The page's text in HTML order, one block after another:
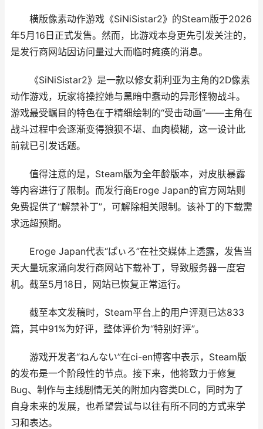
横版像素动作游戏《SiNiSistar2》的Steam版于2026
年5月16日正式发售。然而，比游戏本身更先引发关注的，
是发行商网站因访问量过大而临时瘫痪的消息。
《SiNiSistar2》是一款以修女莉利亚为主角的2D像素
动作游戏，玩家将操控她与黑暗中蠢动的异形怪物战斗。
游戏最受瞩目的特色在于精细绘制的“受击动画”——主角在
战斗过程中会逐渐变得狼狈不堪、血肉模糊，这一设计此
前就已引发话题。
值得注意的是，Steam版为全年龄版本，对皮肤暴露
等内容进行了限制。而发行商Eroge Japan的官方网站则
免费提供了“解禁补丁”，可解除相关限制。该补丁的下载需
求远超预期。
Eroge Japan代表“ぱぃろ”在社交媒体上透露，发售当
天大量玩家涌向发行商网站下载补丁，导致服务器一度宕
机。截至5月18日，网站已恢复正常运行。
截至本文发稿时，Steam平台上的用户评测已达833
篇，其中91%为好评，整体评价为“特别好评”。
游戏开发者“ねんない”在ci-en博客中表示，Steam版
的发布是一个阶段性的节点。接下来，他将致力于修复
Bug、制作与主线剧情无关的附加内容类DLC，同时为了
自身未来的发展，也希望尝试与以往有所不同的方式来学
习和表达。